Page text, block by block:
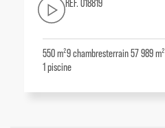
RÉF. 018819
550 m²9chambresterrain 57 989 m²
1piscine